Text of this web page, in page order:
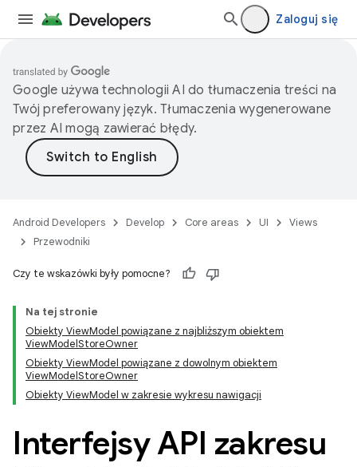
Zaloguj się
Google używa technologii AI do tłumaczenia treści na
Twój preferowany język. Tłumaczenia wygenerowane
przez AI mogą zawierać błędy.
Android Developers Develop Core areas UI
Views
Przewodniki
Czy te wskazówki były pomocne?
Na tej stronie
Obiekty ViewModel powiązane z najbliższym obiektem
ViewModelStoreOwner
Obiekty ViewModel powiązane z dowolnym obiektem
ViewModelStoreOwner
Obiekty ViewModel w zakresie wykresu nawigacji
Interfejsy API zakresu